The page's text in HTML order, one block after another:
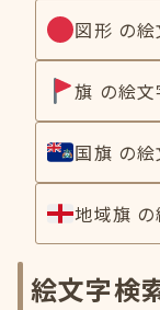
図形 の
旗 の絵
国旗 の
地域旗
絵文字検